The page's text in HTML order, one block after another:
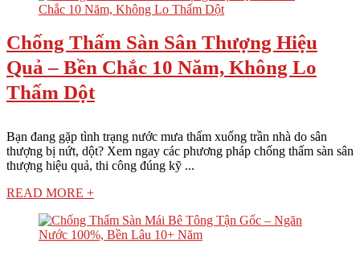
Chống Thấm Sàn Sân Thượng Hiệu
Quả – Bền Chắc 10 Năm, Không Lo
Thấm Dột
Bạn đang gặp tình trạng nước mưa thấm xuống trần nhà do sân
thượng bị nứt, dột? Xem ngay các phương pháp chống thấm sàn sân
thượng hiệu quả, thi công đúng kỹ ...
READ MORE +